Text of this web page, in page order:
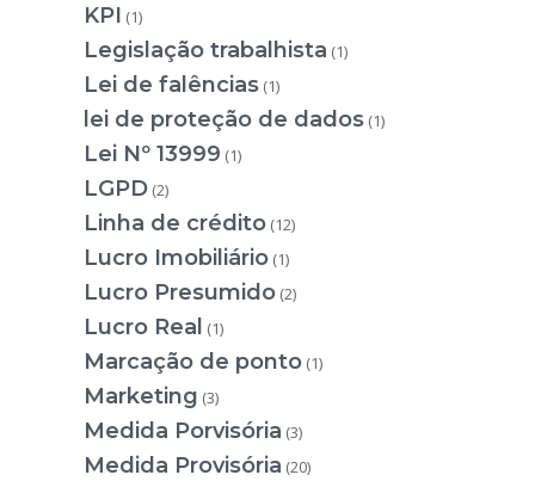
KPI (1)
Legislação trabalhista (1)
Lei de falências (1)
lei de proteção de dados (1)
Lei Nº 13999 (1)
LGPD (2)
Linha de crédito (12)
Lucro Imobiliário (1)
Lucro Presumido (2)
Lucro Real (1)
Marcação de ponto (1)
Marketing (3)
Medida Porvisória (3)
Medida Provisória (20)